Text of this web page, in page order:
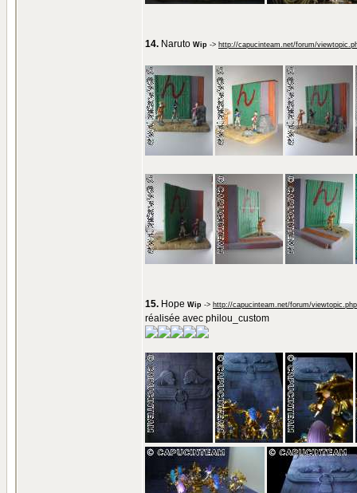
14. Naruto Wip -> http://capucinteam.net/forum/
15. Hope Wip -> http://capucinteam.net/forum/
réalisée avec philou_custom